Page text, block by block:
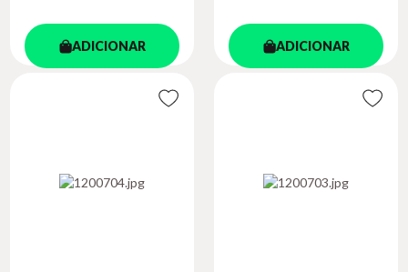
ADICIONAR ADICIONAR